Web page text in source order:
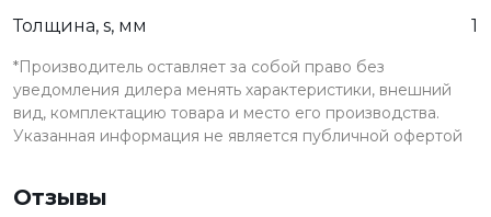
Толщина, s, мм
1
*Производитель оставляет за собой право без
уведомления дилера менять характеристики, внешний
вид, комплектацию товара и место его производства.
Указанная информация не является публичной офертой
Отзывы